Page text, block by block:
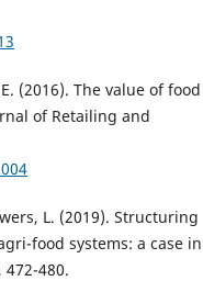
(2016). The value of food
of Retailing and
L. (2019). Structuring
food systems: a case in
480.